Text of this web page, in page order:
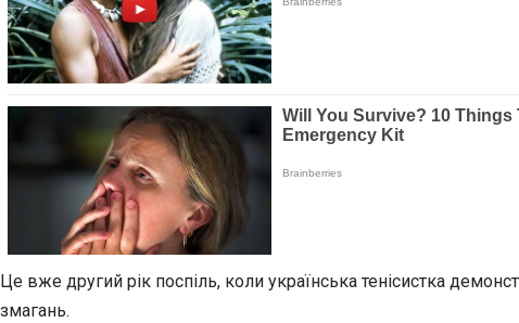
Це вже другий рік поспіль, коли українська тенісистка
змагань.